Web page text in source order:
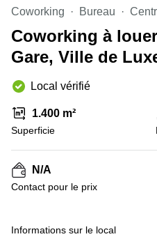
Сoworking
Esch-sur-
Alzette
Sandweiler
Bureaux
Esch-
sur-
Alzette
Bureaux
Sandweiler
Coworking Bureau
Coworking à
Gare, Ville de
Local vérifié
1.400 m²
Superficie
N/A
Contact pour le prix
Informations sur le local